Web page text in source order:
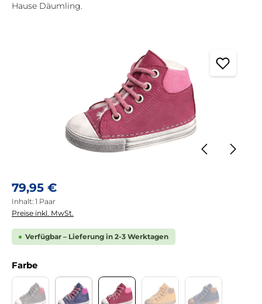
Hause Däumling.
Regulärer Preis:
79,95 €
Inhalt: 1 Paar
Preise inkl. MwSt.
Verfügbar – Lieferung in 2-3 Werktagen
Farbeauswählen